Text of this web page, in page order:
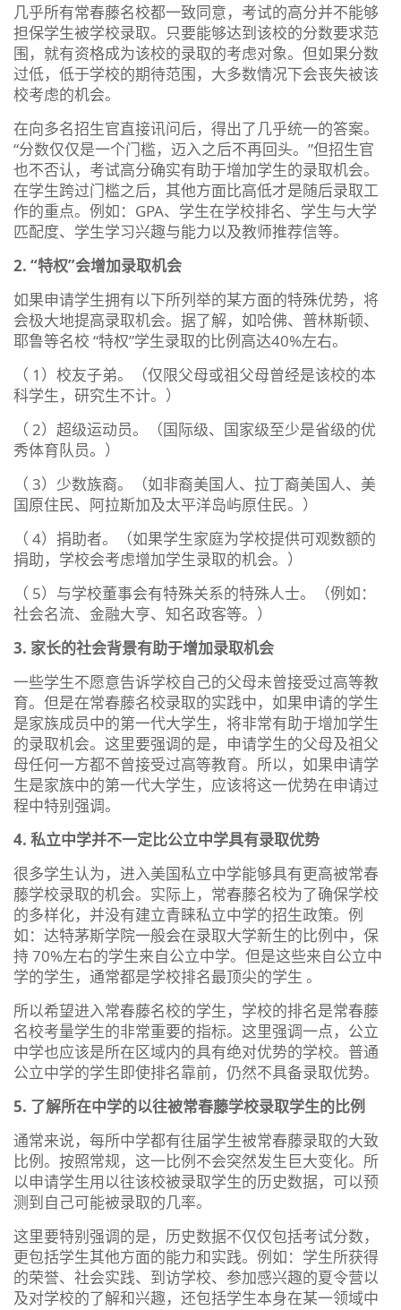
几乎所有常春藤名校都一致同意，考试的高分并不能够
担保学生被学校录取。只要能够达到该校的分数要求范
围，就有资格成为该校的录取的考虑对象。但如果分数
过低，低于学校的期待范围，大多数情况下会丧失被该
校考虑的机会。
在向多名招生官直接讯问后，得出了几乎统一的答案。
“分数仅仅是一个门槛，迈入之后不再回头。”但招生官
也不否认，考试高分确实有助于增加学生的录取机会。
在学生跨过门槛之后，其他方面比高低才是随后录取工
作的重点。例如：GPA、学生在学校排名、学生与大学
匹配度、学生学习兴趣与能力以及教师推荐信等。
2. “特权”会增加录取机会
如果申请学生拥有以下所列举的某方面的特殊优势，将
会极大地提高录取机会。据了解，如哈佛、普林斯顿、
耶鲁等名校 “特权”学生录取的比例高达40%左右。
（ 1）校友子弟。（仅限父母或祖父母曾经是该校的本
科学生，研究生不计。）
（ 2）超级运动员。（国际级、国家级至少是省级的优
秀体育队员。）
（ 3）少数族裔。（如非裔美国人、拉丁裔美国人、美
国原住民、阿拉斯加及太平洋岛屿原住民。）
（ 4）捐助者。（如果学生家庭为学校提供可观数额的
捐助，学校会考虑增加学生录取的机会。）
（ 5）与学校董事会有特殊关系的特殊人士。（例如：
社会名流、金融大亨、知名政客等。）
3. 家长的社会背景有助于增加录取机会
一些学生不愿意告诉学校自己的父母未曾接受过高等教
育。但是在常春藤名校录取的实践中，如果申请的学生
是家族成员中的第一代大学生，将非常有助于增加学生
的录取机会。这里要强调的是，申请学生的父母及祖父
母任何一方都不曾接受过高等教育。所以，如果申请学
生是家族中的第一代大学生，应该将这一优势在申请过
程中特别强调。
4. 私立中学并不一定比公立中学具有录取优势
很多学生认为，进入美国私立中学能够具有更高被常春
藤学校录取的机会。实际上，常春藤名校为了确保学校
的多样化，并没有建立青睐私立中学的招生政策。例
如：达特茅斯学院一般会在录取大学新生的比例中，保
持 70%左右的学生来自公立中学。但是这些来自公立中
学的学生，通常都是学校排名最顶尖的学生 。
所以希望进入常春藤名校的学生，学校的排名是常春藤
名校考量学生的非常重要的指标。这里强调一点，公立
中学也应该是所在区域内的具有绝对优势的学校。普通
公立中学的学生即使排名靠前，仍然不具备录取优势。
5. 了解所在中学的以往被常春藤学校录取学生的比例
通常来说，每所中学都有往届学生被常春藤录取的大致
比例。按照常规，这一比例不会突然发生巨大变化。所
以申请学生用以往该校被录取学生的历史数据，可以预
测到自己可能被录取的几率。
这里要特别强调的是，历史数据不仅仅包括考试分数，
更包括学生其他方面的能力和实践。例如：学生所获得
的荣誉、社会实践、到访学校、参加感兴趣的夏令营以
及对学校的了解和兴趣，还包括学生本身在某一领域中